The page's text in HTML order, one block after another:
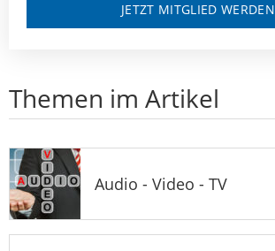
JETZT MITGLIED WERDEN
Themen im Artikel
Audio - Video - TV